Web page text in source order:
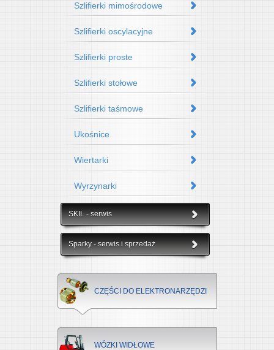
Szlifierki mimośrodowe
Szlifierki oscylacyjne
Szlifierki proste
Szlifierki stołowe
Szlifierki taśmowe
Ukośnice
Wiertarki
Wyrzynarki
SKIL - serwis
Sparky - serwis i sprzedaż
CZĘŚCI DO ELEKTRONARZĘDZI
WÓZKI WIDŁOWE